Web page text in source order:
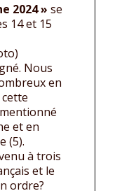
2024 » se
14 et 15
Nous
en
et en
(5).
à trois
et le
ordre?